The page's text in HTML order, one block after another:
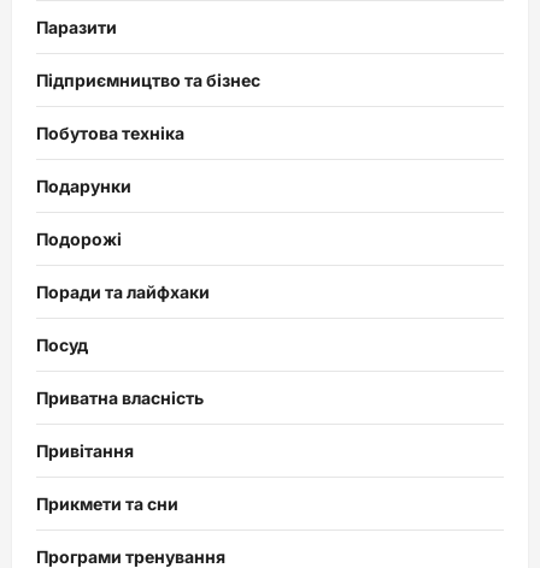
Паразити
Підприємництво та бізнес
Побутова техніка
Подарунки
Подорожі
Поради та лайфхаки
Посуд
Приватна власність
Привітання
Прикмети та сни
Програми тренування